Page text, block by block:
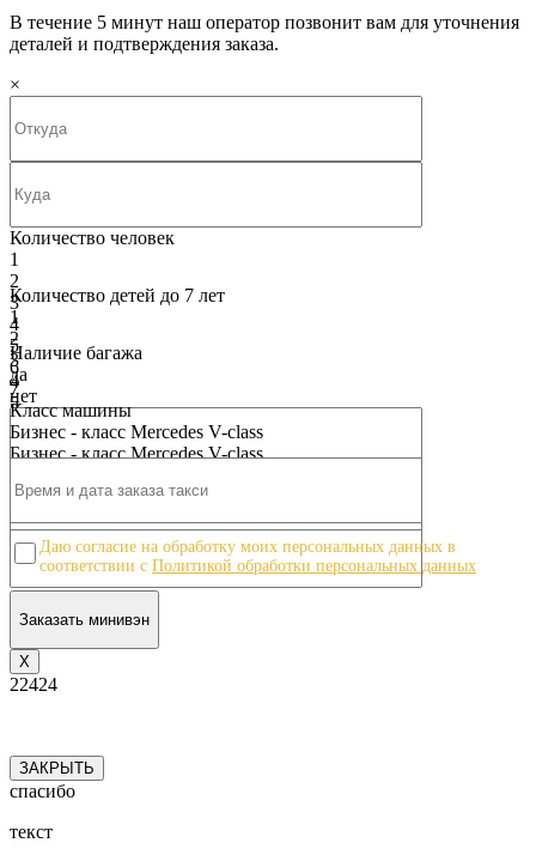
В течение 5 минут наш оператор позвонит вам для уточнения
деталей и подтверждения заказа.
×
Количество человек
1
2
3
4
5
6
7
8
9
10
Количество детей до 7 лет
1
2
3
4
5
6
7
9
Наличие багажа
да
нет
Класс машины
Бизнес - класс Mercedes V-class
Бизнес - класс Mercedes V-class
Даю согласие на обработку моих персональных данных в
соответствии с Политикой обработки персональных данных
Х
22424
ЗАКРЫТЬ
спасибо
текст